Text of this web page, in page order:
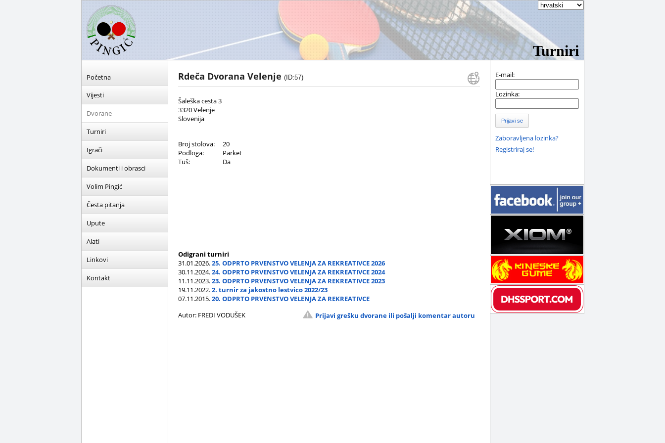
Turniri
Početna
Vijesti
Dvorane
Turniri
Igrači
Dokumenti i obrasci
Volim Pingić
Česta pitanja
Upute
Alati
Linkovi
Kontakt
Rdeča Dvorana Velenje (ID:57)
Šaleška cesta 3
3320 Velenje
Slovenija
Broj stolova:
20
Podloga:
Parket
Tuš:
Da
Odigrani turniri
31.01.2026.25. ODPRTO PRVENSTVO VELENJA ZA REKREATIVCE 2026
30.11.2024.24. ODPRTO PRVENSTVO VELENJA ZA REKREATIVCE 2024
11.11.2023.23. ODPRTO PRVENSTVO VELENJA ZA REKREATIVCE 2023
19.11.2022.2. turnir za jakostno lestvico 2022/23
07.11.2015.20. ODPRTO PRVENSTVO VELENJA ZA REKREATIVCE
Autor: FREDI VODUŠEK
Prijavi grešku dvorane ili pošalji komentar autoru
E-mail:
Lozinka:
Prijavi se
Zaboravljena lozinka?
Registriraj se!